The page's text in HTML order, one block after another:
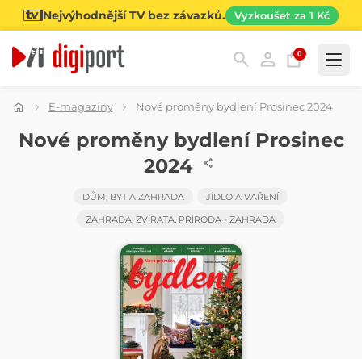
Nejvýhodnější TV bez závazků. Vyzkoušet za 1 Kč
0
Kategorie
E-magazíny Nové proměny bydlení Prosinec 2024
ČASOPIS
Nové proměny bydlení Prosinec
2024
DŮM, BYT A ZAHRADA
JÍDLO A VAŘENÍ
ZAHRADA, ZVÍŘATA, PŘÍRODA - ZAHRADA